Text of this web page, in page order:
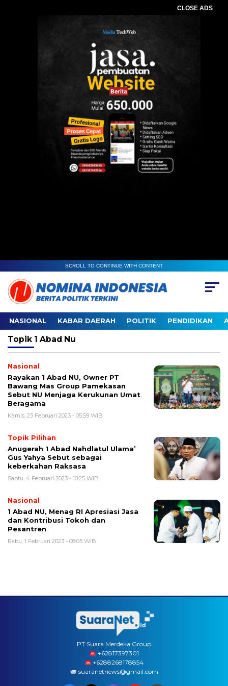
CLOSE ADS
SCROLL TO CONTINUE WITH CONTENT
NASIONAL KABAR DAERAH POLITIK PENDIDIKAN
Topik 1 Abad Nu
Nasional
Rayakan 1 Abad NU, Owner PT
Bawang Mas Group Pamekasan
Sebut NU Menjaga Kerukunan Umat
Beragama
Kamis, 23 Februari 2023 - 05:59 WIB
Topik Pilihan
Anugerah 1 Abad Nahdlatul Ulama’
Gus Yahya Sebut sebagai
keberkahan Raksasa
Sabtu, 4 Februari 2023 - 10:25 WIB
Nasional
1 Abad NU, Menag RI Apresiasi Jasa
dan Kontribusi Tokoh dan
Pesantren
Rabu, 1 Februari 2023 - 08:05 WIB
PT Suara Merdeka Group
‪+62817397301
+6288268178854
suaranetnews@gmail.com